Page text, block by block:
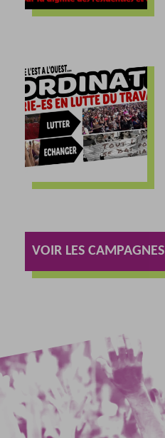
VOIR LES CAMPAGNES